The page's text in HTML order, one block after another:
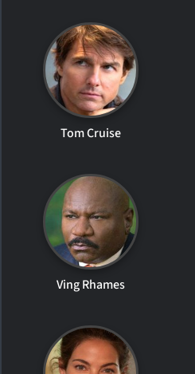
Tom Cruise
Ving Rhames